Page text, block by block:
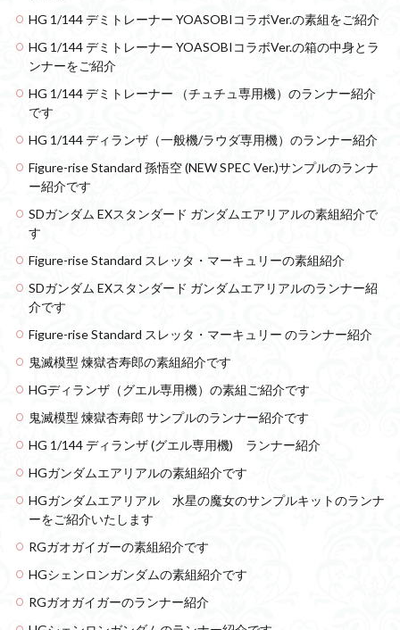
HG 1/144 デミトレーナー YOASOBIコラボVer.の素組をご紹介
HG 1/144 デミトレーナー YOASOBIコラボVer.の箱の中身とラ
ンナーをご紹介
HG 1/144 デミトレーナー （チュチュ専用機）のランナー紹介
です
HG 1/144 ディランザ（一般機/ラウダ専用機）のランナー紹介
Figure-rise Standard 孫悟空 (NEW SPEC Ver.)サンプルのランナ
ー紹介です
SDガンダム EXスタンダード ガンダムエアリアルの素組紹介で
す
Figure-rise Standard スレッタ・マーキュリーの素組紹介
SDガンダム EXスタンダード ガンダムエアリアルのランナー紹
介です
Figure-rise Standard スレッタ・マーキュリー のランナー紹介
鬼滅模型 煉獄杏寿郎の素組紹介です
HGディランザ（グエル専用機）の素組ご紹介です
鬼滅模型 煉獄杏寿郎 サンプルのランナー紹介です
HG 1/144 ディランザ (グエル専用機) ランナー紹介
HGガンダムエアリアルの素組紹介です
HGガンダムエアリアル 水星の魔女のサンプルキットのランナ
ーをご紹介いたします
RGガオガイガーの素組紹介です
HGシェンロンガンダムの素組紹介です
RGガオガイガーのランナー紹介